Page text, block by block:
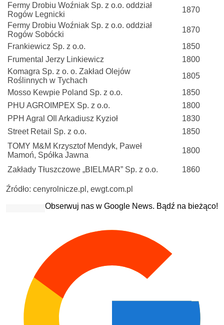
Fermy Drobiu Woźniak Sp. z o.o. oddział
Rogów Legnicki
1870
Fermy Drobiu Woźniak Sp. z o.o. oddział
Rogów Sobócki
1870
Frankiewicz Sp. z o.o.
1850
Frumental Jerzy Linkiewicz
1800
Komagra Sp. z o. o. Zakład Olejów
Roślinnych w Tychach
1805
Mosso Kewpie Poland Sp. z o.o.
1850
PHU AGROIMPEX Sp. z o.o.
1800
PPH Agral OIl Arkadiusz Kyzioł
1830
Street Retail Sp. z o.o.
1850
TOMY M&M Krzysztof Mendyk, Paweł
Mamoń, Spółka Jawna
1800
Zakłady Tłuszczowe „BIELMAR” Sp. z o.o. 1860
Źródło: cenyrolnicze.pl, ewgt.com.pl
Obserwuj nas w Google News. Bądź na bieżąco!